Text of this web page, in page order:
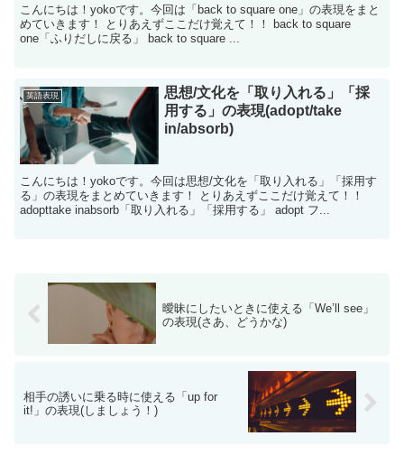
こんにちは！yokoです。今回は「back to square one」の表現をまと
めていきます！ とりあえずここだけ覚えて！！ back to square
one「ふりだしに戻る」 back to square ...
英語表現
思想/文化を「取り入れる」「採
用する」の表現(adopt/take
in/absorb)
こんにちは！yokoです。今回は思想/文化を「取り入れる」「採用す
る」の表現をまとめていきます！ とりあえずここだけ覚えて！！
adopttake inabsorb「取り入れる」「採用する」 adopt フ...
曖昧にしたいときに使える「We’ll see」
の表現(さあ、どうかな)
相手の誘いに乗る時に使える「up for
it!」の表現(しましょう！)